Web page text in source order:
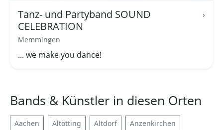
Tanz- und Partyband SOUND
CELEBRATION
›
Memmingen
... we make you dance!
Bands & Künstler in diesen Orten
Aachen Altötting Altdorf Anzenkirchen